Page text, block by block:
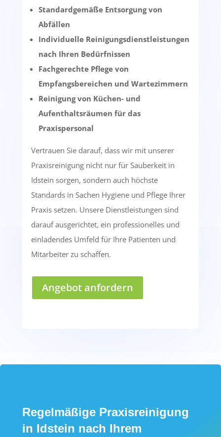
Standardgemäße Entsorgung von
Abfällen
Individuelle Reinigungsdienstleistungen
nach Ihren Bedürfnissen
Fachgerechte Pflege von
Empfangsbereichen und Wartezimmern
Reinigung von Küchen- und
Aufenthaltsräumen für das
Praxispersonal
Vertrauen Sie darauf, dass wir mit unserer
Praxisreinigung nicht nur für Sauberkeit in
Idstein sorgen, sondern auch höchste
Standards in Sachen Hygiene und Pflege Ihrer
Praxis setzen. Unsere Dienstleistungen sind
darauf ausgerichtet, ein professionelles und
einladendes Umfeld für Ihre Patienten und
Mitarbeiter zu schaffen.
Angebot anfordern
Regelmäßige Praxisreinigung
in Idstein nach Ihrem